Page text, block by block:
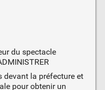
du spectacle
devant la préfecture et
pour obtenir un